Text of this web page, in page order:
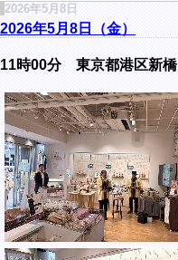
2026年5月8日
2026年5月8日（金）
11時00分 東京都港区新橋